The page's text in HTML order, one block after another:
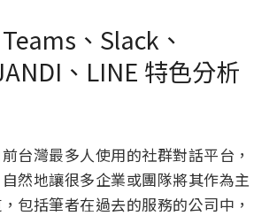
、Slack、
、LINE 特色分析
台灣最多人使用的社群對話平台，
然地讓很多企業或團隊將其作為主
包括筆者在過去的服務的公司中，